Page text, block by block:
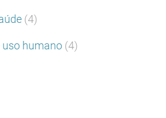
(4)
humano (4)